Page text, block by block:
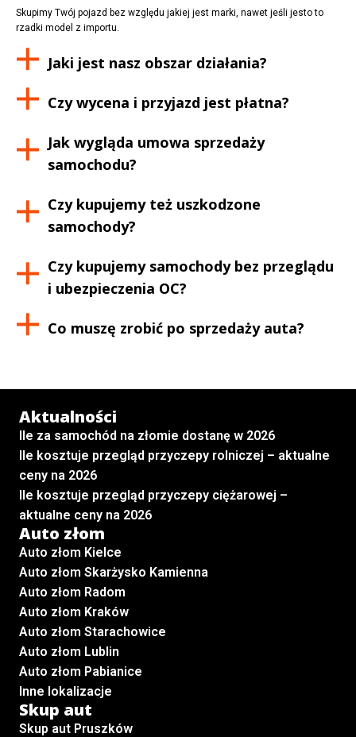
Skupimy Twój pojazd bez względu jakiej jest marki, nawet jeśli jesto to
rzadki model z importu.
Jaki jest nasz obszar działania?
Czy wycena i przyjazd jest płatna?
Jak wygląda umowa sprzedaży
samochodu?
Czy kupujemy też uszkodzone
samochody?
Czy kupujemy samochody bez przeglądu
i ubezpieczenia OC?
Co muszę zrobić po sprzedaży auta?
Aktualności
Ile za samochód na złomie dostanę w 2026
Ile kosztuje przegląd przyczepy rolniczej – aktualne
ceny na 2026
Ile kosztuje przegląd przyczepy ciężarowej –
aktualne ceny na 2026
Auto złom
Auto złom Kielce
Auto złom Skarżysko Kamienna
Auto złom Radom
Auto złom Kraków
Auto złom Starachowice
Auto złom Lublin
Auto złom Pabianice
Inne lokalizacje
Skup aut
Skup aut Pruszków